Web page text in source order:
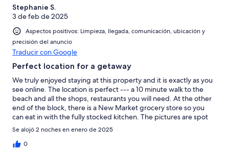
Stephanie S.
3 de feb de 2025
Aspectos positivos: Limpieza, llegada, comunicación, ubicación y
precisión del anuncio
Traducir con Google
Perfect location for a getaway
We truly enjoyed staying at this property and it is exactly as you
see online. The location is perfect --- a 10 minute walk to the
beach and all the shops, restaurants you will need. At the other
end of the block, there is a New Market grocery store so you
can eat in with the fully stocked kitchen. The pictures are spot
on and the house is very comfy and cozy. We liked having
secured off-street parking and the house was very quiet day
and night. Our hosts were extremely kind and accommodating,
Se alojó 2 noches en enero de 2025
0